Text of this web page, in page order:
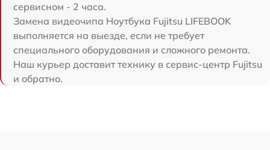
сервисном - 2 часа.
Замена видеочипа Ноутбука Fujitsu LIFEBOOK
выполняется на выезде, если не требует
специального оборудования и сложного ремонта.
Наш курьер доставит технику в сервис-центр Fujitsu
и обратно.